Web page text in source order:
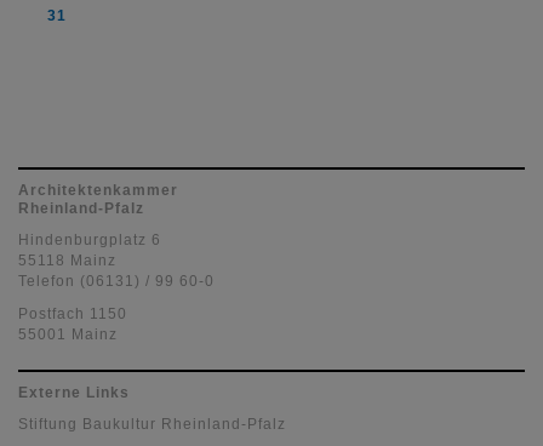
31
Architektenkammer
Rheinland-Pfalz
Hindenburgplatz 6
55118 Mainz
Telefon (06131) / 99 60-0
Postfach 1150
55001 Mainz
Externe Links
Stiftung Baukultur Rheinland-Pfalz